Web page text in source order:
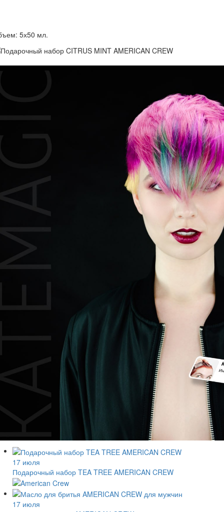
5х50 мл.
17 июля
Подарочный набор TEA TREE AMERICAN CREW
17 июля